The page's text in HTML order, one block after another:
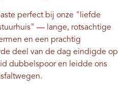
perfect bij onze "liefde
— lange, rotsachtige
en een prachtig
deel van de dag eindigde op
dubbelspoor en leidde ons